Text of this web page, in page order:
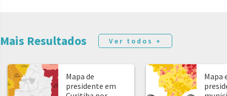
Mais Resultados Ver todos +
Mapa de
presidente em
Mapa